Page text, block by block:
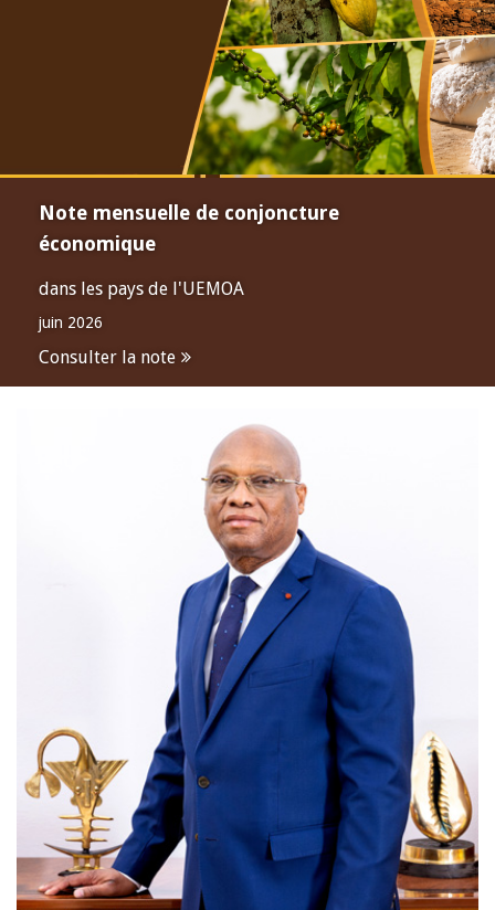
Note mensuelle de conjoncture
économique
dans les pays de l'UEMOA
juin 2026
Consulter la note